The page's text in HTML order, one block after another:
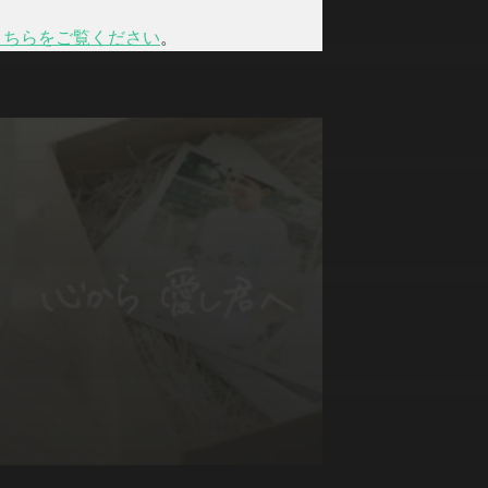
らをご覧ください。